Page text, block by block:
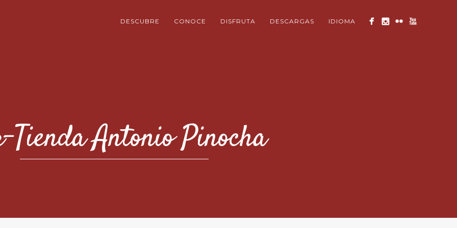
DESCUBRE CONOCE DISFRUTA DESCARGAS IDIOMA
Antonio Pinocha